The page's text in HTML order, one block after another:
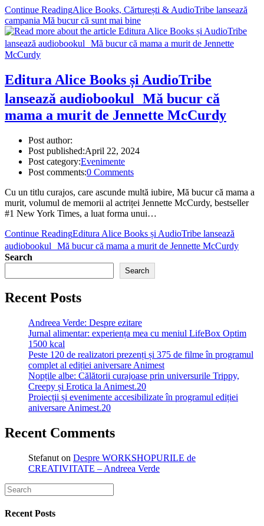
Continue ReadingAlice Books, Cărturești & AudioTribe lansează
campania Mă bucur că sunt mai bine
Editura Alice Books și AudioTribe
lansează audiobookul Mă bucur că
mama a murit de Jennette McCurdy
Post author:
Post published:April 22, 2024
Post category:Evenimente
Post comments:0 Comments
Cu un titlu curajos, care ascunde multă iubire, Mă bucur că mama a
murit, volumul de memorii al actriței Jennette McCurdy, bestseller
#1 New York Times, a luat forma unui…
Continue ReadingEditura Alice Books și AudioTribe lansează
audiobookul Mă bucur că mama a murit de Jennette McCurdy
Search
Search
Recent Posts
Andreea Verde: Despre ezitare
Jurnal alimentar: experiența mea cu meniul LifeBox Optim
1500 kcal
Peste 120 de realizatori prezenți și 375 de filme în programul
complet al ediției aniversare Animest
Nopțile albe: Călătorii curajoase prin universurile Trippy,
Creepy și Erotica la Animest.20
Proiecții și evenimente accesibilizate în programul ediției
aniversare Animest.20
Recent Comments
Stefanut on Despre WORKSHOPURILE de
CREATIVITATE – Andreea Verde
Recent Posts